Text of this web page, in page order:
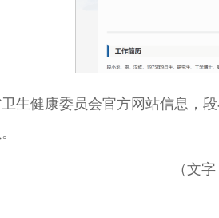
生健康委员会官方网站信息，
（文